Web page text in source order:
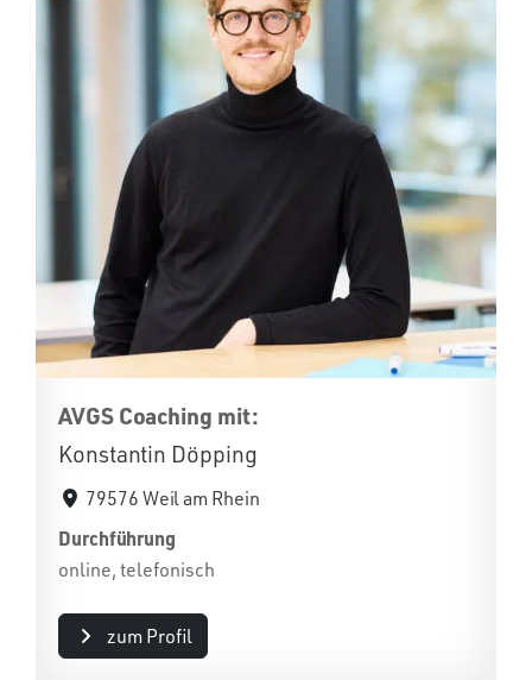
AVGS Coaching mit:
Konstantin Döpping
79576 Weil am Rhein
Durchführung
online, telefonisch
zum Profil